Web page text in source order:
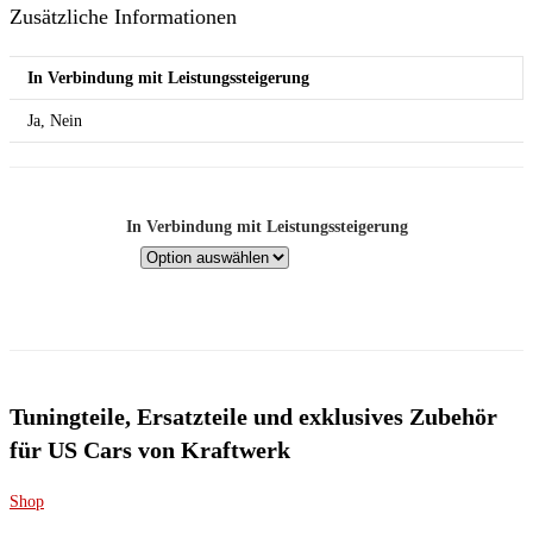
Zusätzliche Informationen
In Verbindung mit Leistungssteigerung
Ja, Nein
In Verbindung mit Leistungssteigerung
Tuningteile, Ersatzteile und exklusives Zubehör
für US Cars von Kraftwerk
Shop